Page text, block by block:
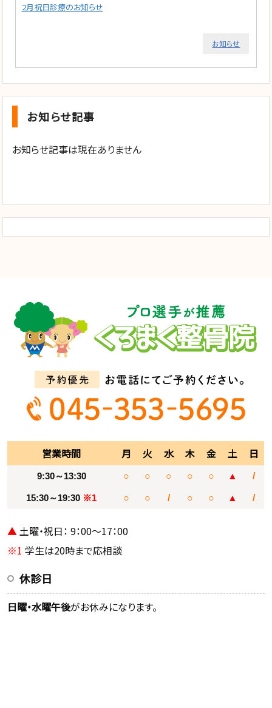
2月祝日診療のお知らせ
お知らせ
お知らせ記事
お知らせ記事は現在ありません
営業時間 月 火 水 木 金 土 日
9:30～13:30 ○ ○ ○ ○ ○ ▲ /
15:30～19:30 ※1 ○ ○ / ○ ○ ▲ /
▲ 土曜・祝日： 9：00～17：00
※1 学生は20時まで応相談
休診日
日曜・水曜午後がお休みになります。